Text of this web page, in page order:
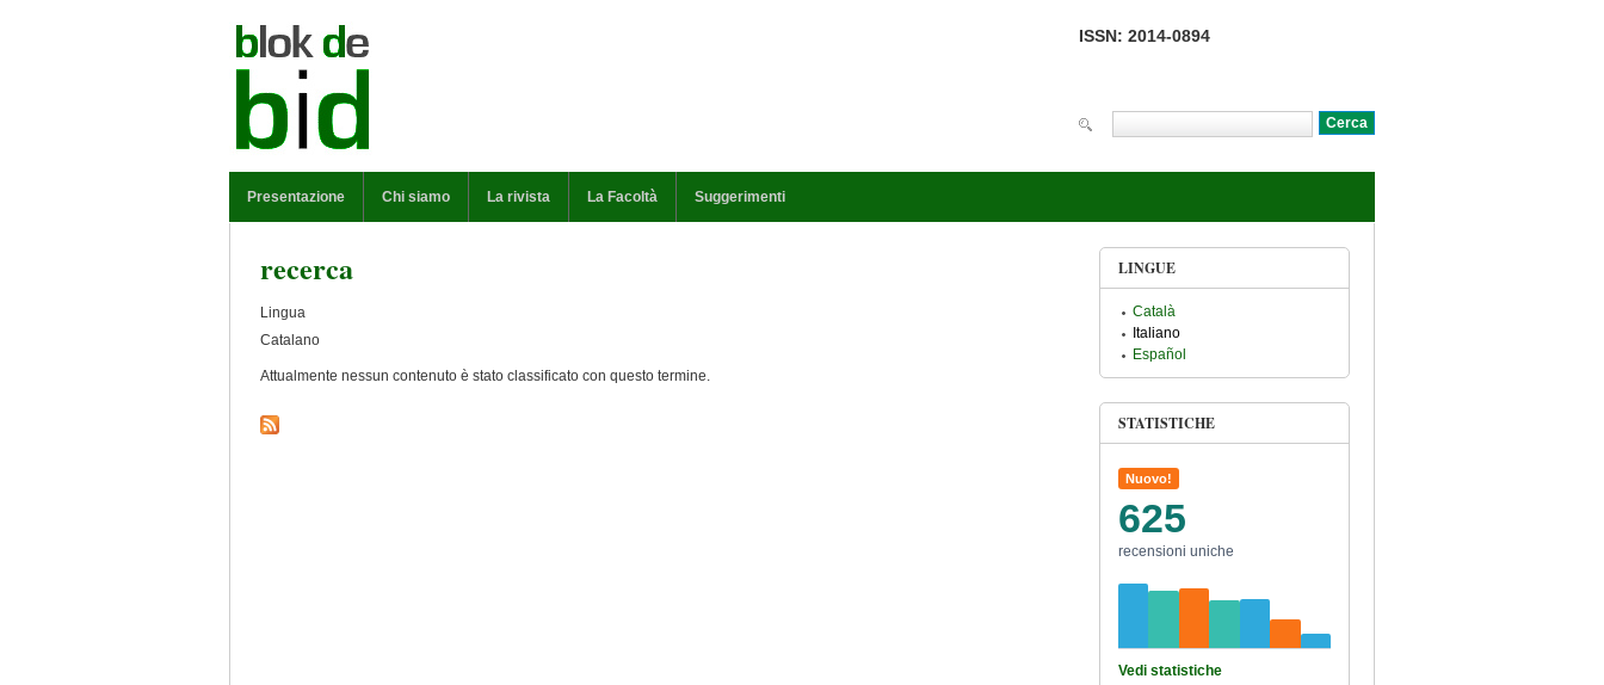
ISSN: 2014-0894
Presentazione Chi siamo La rivista La Facoltà Suggerimenti
recerca
Lingua
Catalano
Attualmente nessun contenuto è stato classificato con questo termine.
LINGUE
Català
Italiano
Español
STATISTICHE
Nuovo!
625
recensioni uniche
Vedi statistiche